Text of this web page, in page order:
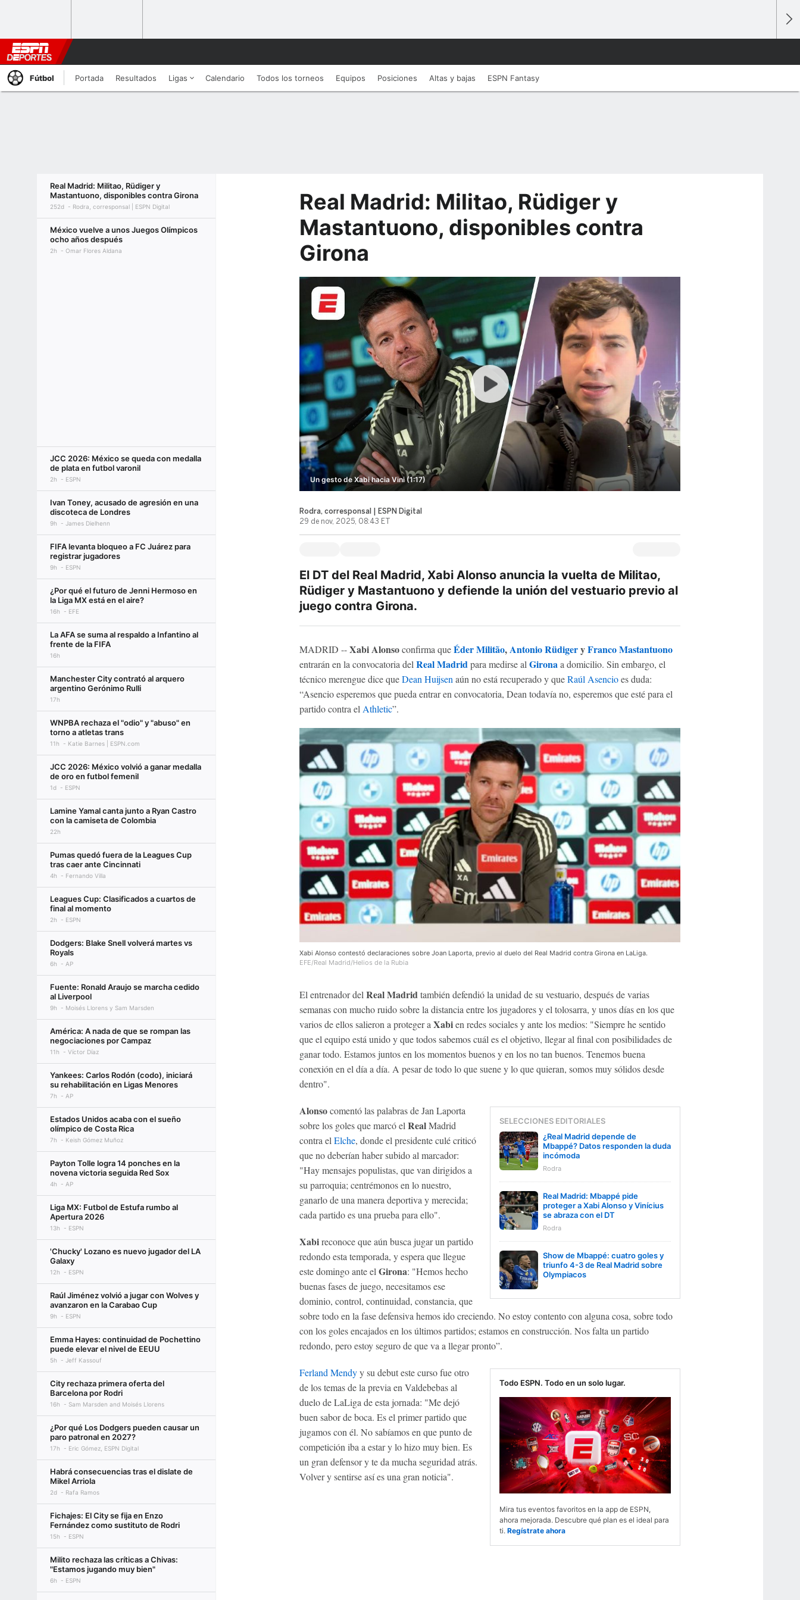
Fútbol Portada Resultados Ligas Calendario Todos los torneos Equipos Posiciones Altas y bajas ESPN Fantasy
Real Madrid: Militao, Rüdiger y
Mastantuono, disponibles contra Girona
252d Rodra, corresponsal | ESPN Digital
México vuelve a unos Juegos Olímpicos
ocho años después
2h Omar Flores Aldana
JCC 2026: México se queda con medalla
de plata en futbol varonil
2h ESPN
Ivan Toney, acusado de agresión en una
discoteca de Londres
9h James Dielhenn
FIFA levanta bloqueo a FC Juárez para
registrar jugadores
9h ESPN
¿Por qué el futuro de Jenni Hermoso en
la Liga MX está en el aire?
16h EFE
La AFA se suma al respaldo a Infantino al
frente de la FIFA
16h
Manchester City contrató al arquero
argentino Gerónimo Rulli
17h
WNPBA rechaza el "odio" y "abuso" en
torno a atletas trans
11h Katie Barnes | ESPN.com
JCC 2026: México volvió a ganar medalla
de oro en futbol femenil
1d ESPN
Lamine Yamal canta junto a Ryan Castro
con la camiseta de Colombia
22h
Pumas quedó fuera de la Leagues Cup
tras caer ante Cincinnati
4h Fernando Villa
Leagues Cup: Clasificados a cuartos de
final al momento
2h ESPN
Dodgers: Blake Snell volverá martes vs
Royals
6h AP
Fuente: Ronald Araujo se marcha cedido
al Liverpool
9h Moisés Llorens y Sam Marsden
América: A nada de que se rompan las
negociaciones por Campaz
11h Víctor Díaz
Yankees: Carlos Rodón (codo), iniciará
su rehabilitación en Ligas Menores
7h AP
Estados Unidos acaba con el sueño
olímpico de Costa Rica
7h Keish Gómez Muñoz
Payton Tolle logra 14 ponches en la
novena victoria seguida Red Sox
4h AP
Liga MX: Futbol de Estufa rumbo al
Apertura 2026
13h ESPN
'Chucky' Lozano es nuevo jugador del LA
Galaxy
12h ESPN
Raúl Jiménez volvió a jugar con Wolves y
avanzaron en la Carabao Cup
9h ESPN
Emma Hayes: continuidad de Pochettino
puede elevar el nivel de EEUU
5h Jeff Kassouf
City rechaza primera oferta del
Barcelona por Rodri
16h Sam Marsden and Moisés Llorens
¿Por qué Los Dodgers pueden causar un
paro patronal en 2027?
17h Eric Gómez, ESPN Digital
Habrá consecuencias tras el dislate de
Mikel Arriola
2d Rafa Ramos
Fichajes: El City se fija en Enzo
Fernández como sustituto de Rodri
15h ESPN
Milito rechaza las críticas a Chivas:
"Estamos jugando muy bien"
6h ESPN
Real Madrid: Militao, Rüdiger y
Mastantuono, disponibles contra
Girona
Un gesto de Xabi hacia Vini (1:17)
Rodra, corresponsal | ESPN Digital
29 de nov, 2025, 08:43 ET
El DT del Real Madrid, Xabi Alonso anuncia la vuelta de Militao,
Rüdiger y Mastantuono y defiende la unión del vestuario previo al
juego contra Girona.
MADRID --Xabi Alonsoconfirma queÉder Militão,Antonio RüdigeryFranco Mastantuono
entrarán en la convocatoria del Real Madrid para medirse al Girona a domicilio. Sin embargo, el
técnico merengue dice queDean Huijsen aún no está recuperado y queRaúl Asencioes duda:
“Asencio esperemos que pueda entrar en convocatoria, Dean todavía no, esperemos que esté para el
partido contra el Athletic”.
Xabi Alonso contestó declaraciones sobre Joan Laporta, previo al duelo del Real Madrid contra Girona en LaLiga.
EFE/Real Madrid/Helios de la Rubia
El entrenador delReal Madridtambién defendió la unidad de su vestuario, después de varias
semanas con mucho ruido sobre la distancia entre los jugadores y el tolosarra, y unos días en los que
varios de ellos salieron a proteger aXabien redes sociales y ante los medios: "Siempre he sentido
que el equipo está unido y que todos sabemos cuál es el objetivo, llegar al final con posibilidades de
ganar todo. Estamos juntos en los momentos buenos y en los no tan buenos. Tenemos buena
conexión en el día a día. A pesar de todo lo que suene y lo que quieran, somos muy sólidos desde
dentro".
SELECCIONES EDITORIALES
¿Real Madrid depende de
Mbappé? Datos responden la duda
incómoda
Rodra
Real Madrid: Mbappé pide
proteger a Xabi Alonso y Vinícius
se abraza con el DT
Rodra
Show de Mbappé: cuatro goles y
triunfo 4-3 de Real Madrid sobre
Olympiacos
Alonsocomentó las palabras de Jan Laporta
sobre los goles que marcó elRealMadrid
contra elElche, donde el presidente culé criticó
que no deberían haber subido al marcador:
"Hay mensajes populistas, que van dirigidos a
su parroquia; centrémonos en lo nuestro,
ganarlo de una manera deportiva y merecida;
cada partido es una prueba para ello".
Xabireconoce que aún busca jugar un partido
redondo esta temporada, y espera que llegue
este domingo ante elGirona: "Hemos hecho
buenas fases de juego, necesitamos ese
dominio, control, continuidad, constancia, que
sobre todo en la fase defensiva hemos ido creciendo. No estoy contento con alguna cosa, sobre todo
con los goles encajados en los últimos partidos; estamos en construcción. Nos falta un partido
redondo, pero estoy seguro de que va a llegar pronto”.
Todo ESPN. Todo en un solo lugar.
Mira tus eventos favoritos en la app de ESPN,
ahora mejorada. Descubre qué plan es el ideal para
ti. Regístrate ahora
Ferland Mendyy su debut este curso fue otro
de los temas de la previa en Valdebebas al
duelo de LaLiga de esta jornada: "Me dejó
buen sabor de boca. Es el primer partido que
jugamos con él. No sabíamos en que punto de
competición iba a estar y lo hizo muy bien. Es
un gran defensor y te da mucha seguridad atrás.
Volver y sentirse así es una gran noticia".